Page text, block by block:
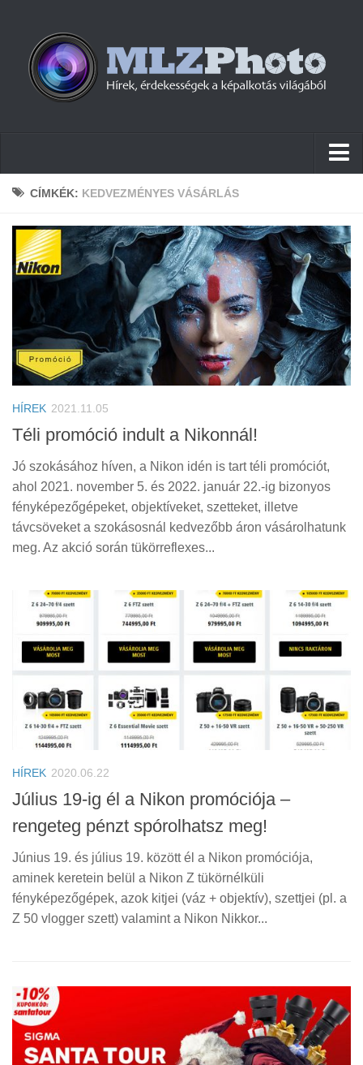
Hírek
Cikkek
Szoftver
Firmware
Tudástár
Tanácsok
Érdekességek
Helyszíni Riport
E-BB
CÍMKÉK: KEDVEZMÉNYES VÁSÁRLÁS
HÍREK 2021.11.05
Téli promóció indult a Nikonnál!
Jó szokásához híven, a Nikon idén is tart téli promóciót,
ahol 2021. november 5. és 2022. január 22.-ig bizonyos
fényképezőgépeket, objektíveket, szetteket, illetve
távcsöveket a szokásosnál kedvezőbb áron vásárolhatunk
meg. Az akció során tükörreflexes...
HÍREK 2020.06.22
Július 19-ig él a Nikon promóciója –
rengeteg pénzt spórolhatsz meg!
Június 19. és július 19. között él a Nikon promóciója,
aminek keretein belül a Nikon Z tükörnélküli
fényképezőgépek, azok kitjei (váz + objektív), szettjei (pl. a
Z 50 vlogger szett) valamint a Nikon Nikkor...